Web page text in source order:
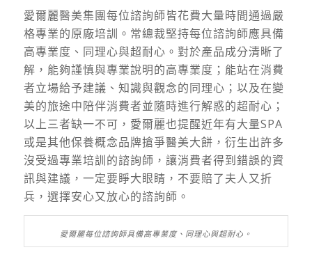
愛爾麗醫美集團每位諮詢師皆花費大量時間通過嚴
格專業的原廠培訓。 常總裁堅持每位諮詢師應具備
高專業度、同理心與超耐心。對於產品成分清晰了
解，能夠謹慎與專業說明的高專業度；能站在消費
者立場給予建議、知識與觀念的同理心；以及在變
美的旅途中陪伴消費者並隨時進行解惑的超耐心；
以上三者缺一不可，愛爾麗也提醒近年有大量SPA
或是其他保養概念品牌搶爭醫美大餅，衍生出許多
沒受過專業培訓的諮詢師，讓消費者得到錯誤的資
訊與建議，一定要睜大眼睛，不要賠了夫人又折
兵，選擇安心又放心的諮詢師。
愛爾麗每位諮詢師具備高專業度、同理心與超耐心。